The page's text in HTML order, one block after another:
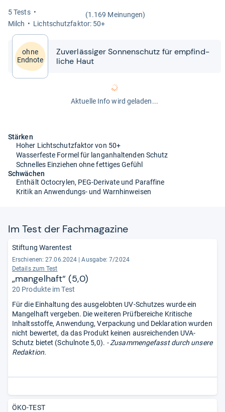
5 Tests
(1.169 Meinungen)
Milch
Licht­schutz­fak­tor: 50+
ohne
Endnote
Zuver­läs­si­ger Son­nen­schutz für emp­find­
li­che Haut
Aktuelle Info wird geladen...
Stärken
Hoher Lichtschutzfaktor von 50+
Wasserfeste Formel für langanhaltenden Schutz
Schnelles Einziehen ohne fettiges Gefühl
Schwächen
Enthält Octocrylen, PEG-Derivate und Paraffine
Kritik an Anwendungs- und Warnhinweisen
Im Test der Fach­ma­ga­zine
Stiftung Warentest
Erschienen: 27.06.2024
Ausgabe: 7/2024
Details zum Test
„mangelhaft“ (5,0)
20 Produkte im Test
Für die Einhaltung des ausgelobten UV-Schutzes wurde ein
Mangelhaft vergeben. Die weiteren Prüfbereiche Kritische
Inhaltsstoffe, Anwendung, Verpackung und Deklaration wurden
nicht bewertet, da das Produkt keinen ausreichenden UVA-
Schutz bietet (Schulnote 5,0). - Zusammengefasst durch unsere
Redaktion.
ÖKO-TEST